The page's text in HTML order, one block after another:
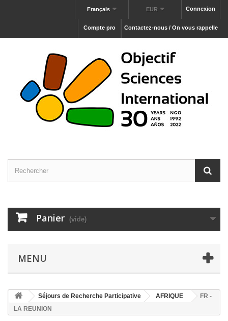
Connexion
EUR
Français
Contactez-nous / On vous rappelle
Compte pro
Panier (vide)
MENU
Séjours de Recherche Participative AFRIQUE
FR -
LA REUNION